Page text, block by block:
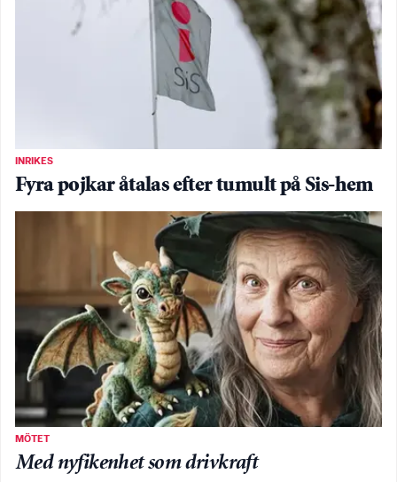
INRIKES
Fyra pojkar åtalas efter tumult på Sis-hem
MÖTET
Med nyfikenhet som drivkraft